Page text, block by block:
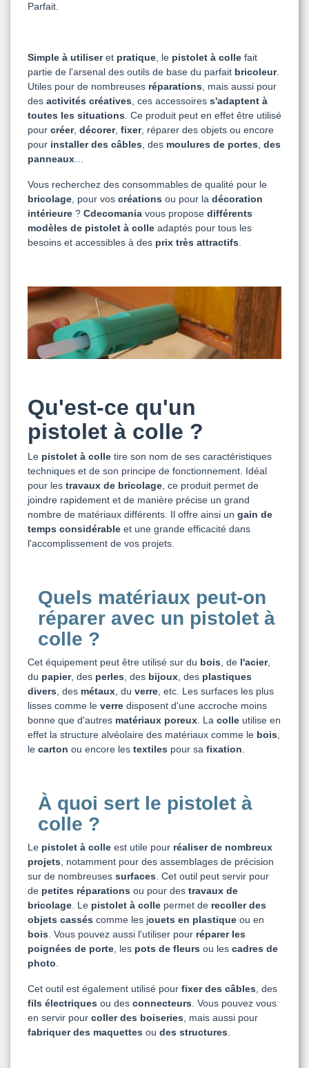
Parfait.
Simple à utiliseret pratique , le pistolet à colle fait
partie de l'arsenal des outils de base du parfait bricoleur.
Utiles pour de nombreuses réparations , mais aussi pour
des activités créatives , ces accessoires s'adaptent à
toutes les situations . Ce produit peut en effet être utilisé
pour créer, décorer, fixer, réparer des objets ou encore
pour installer des câbles , des moulures de portes des
panneaux
Vous recherchez des consommables de qualité pour le
bricolage , pour vos créations ou pour la décoration
intérieure ? Cdecomania vous propose différents
modèles de pistolet à colle adaptés pour tous les
besoins et accessibles à des prix très attractifs
Qu'est-ce qu'un
pistolet à colle ?
Le pistolet à colle tire son nom de ses caractéristiques
techniques et de son principe de fonctionnement. Idéal
pour les travaux de bricolage , ce produit permet de
joindre rapidement et de manière précise un grand
nombre de matériaux différents. Il offre ainsi un gain de
temps considérable et une grande efficacité dans
l'accomplissement de vos projets.
Quels matériaux peut-on
réparer avec un pistolet à
colle ?
Cet équipement peut être utilisé sur du bois , de l'acier,
du papier, des perles , des bijoux , des plastiques
divers , des métaux , du verre , etc. Les surfaces les plus
lisses comme le verre disposent d'une accroche moins
bonne que d'autres matériaux poreux . La colle utilise en
effet la structure alvéolaire des matériaux comme le bois
le carton ou encore les textiles pour sa fixation
À quoi sert le pistolet à
colle ?
Le pistolet à colle est utile pour réaliser de nombreux
projets , notamment pour des assemblages de précision
sur de nombreuses surfaces . Cet outil peut servir pour
de petites réparations ou pour des travaux de
bricolage . Le pistolet à colle permet de recoller des
objets cassés comme les jouets en plastique ou en
bois . Vous pouvez aussi l'utiliser pour réparer les
poignées de porte , les pots de fleurs ou les cadres de
photo
Cet outil est également utilisé pour fixer des câbles , des
fils électriques ou des connecteurs . Vous pouvez vous
en servir pour coller des boiseries , mais aussi pour
fabriquer des maquettes ou des structures